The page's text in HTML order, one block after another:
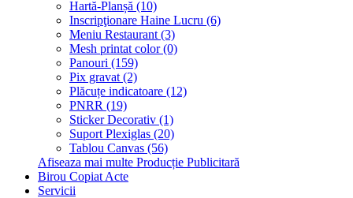
Hartă-Planșă (10)
Inscripţionare Haine Lucru (6)
Meniu Restaurant (3)
Mesh printat color (0)
Panouri (159)
Pix gravat (2)
Plăcuțe indicatoare (12)
PNRR (19)
Sticker Decorativ (1)
Suport Plexiglas (20)
Tablou Canvas (56)
Afiseaza mai multe Producție Publicitară
Birou Copiat Acte
Servicii